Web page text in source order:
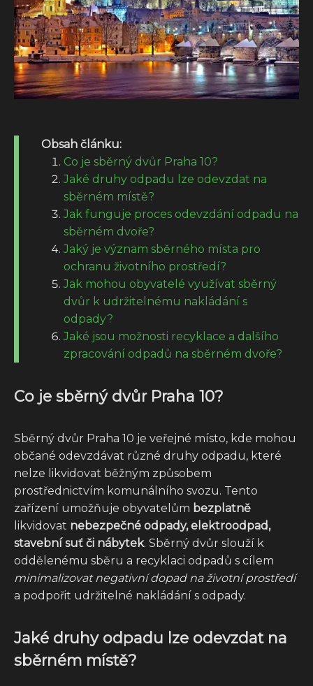
Obsah článku:
Co je sběrný dvůr Praha 10?
Jaké druhy odpadu lze odevzdat na
sběrném místě?
Jak funguje proces odevzdání odpadu na
sběrném dvoře?
Jaký je význam sběrného místa pro
ochranu životního prostředí?
Jak mohou obyvatelé využívat sběrný
dvůr k udržitelnému nakládání s
odpady?
Jaké jsou možnosti recyklace a dalšího
zpracování odpadů na sběrném dvoře?
Co je sběrný dvůr Praha 10?
Sběrný dvůr Praha 10 je veřejné místo, kde mohou
občané odevzdávat různé druhy odpadu, které
nelze likvidovat běžným způsobem
prostřednictvím komunálního svozu. Tento
zařízení umožňuje obyvatelům bezplatně
likvidovat nebezpečné odpady, elektroodpad,
stavební suť či nábytek. Sběrný dvůr slouží k
oddělenému sběru a recyklaci odpadů s cílem
minimalizovat negativní dopad na životní prostředí
a podpořit udržitelné nakládání s odpady.
Jaké druhy odpadu lze odevzdat na
sběrném místě?